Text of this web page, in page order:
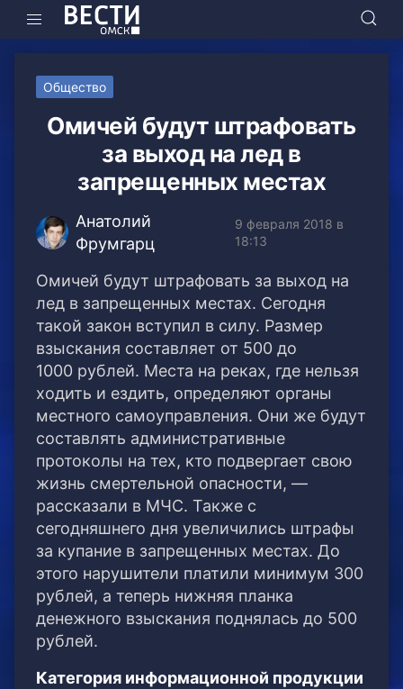
Общество
Омичей будут штрафовать
за выход на лед в
запрещенных местах
Анатолий
Фрумгарц
9 февраля 2018 в
18:13
Омичей будут штрафовать за выход на
лед в запрещенных местах. Сегодня
такой закон вступил в силу. Размер
взыскания составляет от 500 до
1000 рублей. Места на реках, где нельзя
ходить и ездить, определяют органы
местного самоуправления. Они же будут
составлять административные
протоколы на тех, кто подвергает свою
жизнь смертельной опасности, —
рассказали в МЧС. Также с
сегодняшнего дня увеличились штрафы
за купание в запрещенных местах. До
этого нарушители платили минимум 300
рублей, а теперь нижняя планка
денежного взыскания поднялась до 500
рублей.
Категория информационной продукции